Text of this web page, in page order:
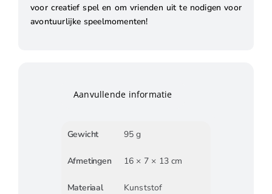
voor creatief spel en om vrienden uit te nodigen voor
avontuurlijke speelmomenten!
Aanvullende informatie
Gewicht 95 g
Afmetingen 16 × 7 × 13 cm
Materiaal Kunststof